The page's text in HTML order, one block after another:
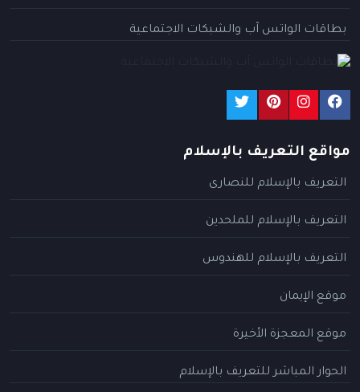
بطاقات الواتس آب والشبكات الاجتماعية
مواقع التعريف بالإسلام
التعريف بالإسلام للنصارى
التعريف بالإسلام للملحدين
التعريف بالإسلام للهندوس
موقع الإيمان
موقع المعجزة الأخيرة
الحوار المباشر للتعريف بالإسلام